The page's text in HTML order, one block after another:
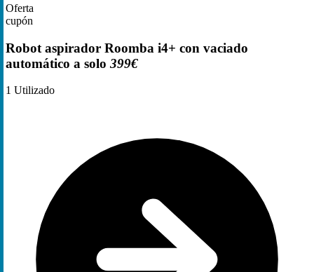
Oferta
cupón
Robot aspirador Roomba i4+ con vaciado
automático a solo 399€
1 Utilizado